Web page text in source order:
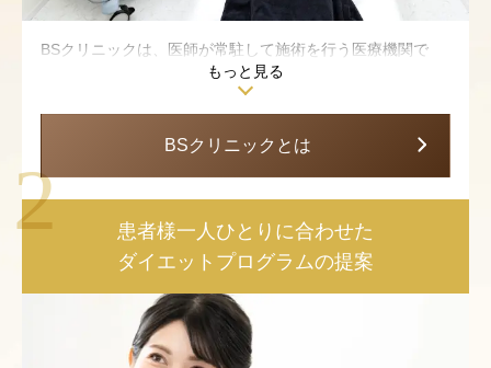
BSクリニックは、医師が常駐して施術を行う医療機関で
す。ダイエットに大切なのは体重の減少だけではありませ
ん。リバウンドしにくい身体を作るために、脂肪細胞の数
などは行わずに「医療の力」でボディメイクを行う次世代
のダイエットです。国内外の医学論文からエビデンスのあ
る施術を積極的に取り入れ、美容医療や再生医療を取り入
れた様々な角度からアプローチして理想の体型へと導きま
す。
もっと見る
BSクリニックとは
患者様一人ひとりに合わせた
ダイエットプログラムの提案